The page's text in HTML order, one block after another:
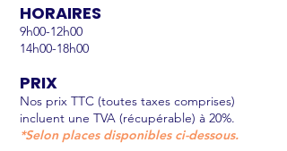
HORAIRES
9h00-12h00
14h00-18h00
PRIX
Nos prix TTC (toutes taxes comprises)
incluent une TVA (récupérable) à 20%.
*Selon places disponibles ci-dessous.